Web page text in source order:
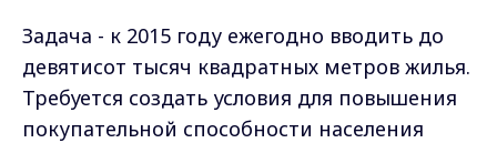
Задача - к 2015 году ежегодно вводить до
девятисот тысяч квадратных метров жилья.
Требуется создать условия для повышения
покупательной способности населения